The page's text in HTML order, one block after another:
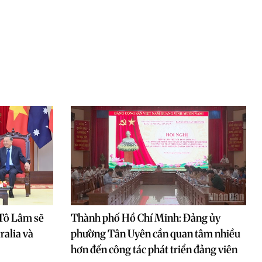
Lâm sẽ
và
Thành phố Hồ Chí Minh: Đảng ủy
phường Tân Uyên cần quan tâm nhiều
hơn đến công tác phát triển đảng viên